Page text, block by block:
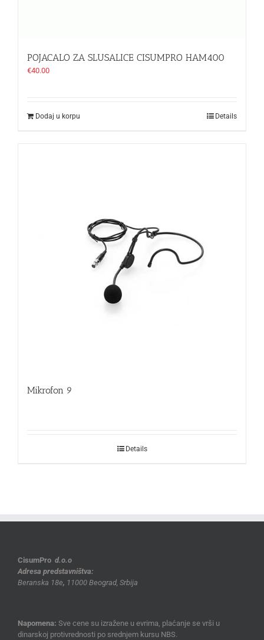
POJACALO ZA SLUSALICE CISUMPRO HAM400
€40.00
Dodaj u korpu Details
Mikrofon 9
Details
CisumPro d.o.o
Adresa predstavništva:
Beranska 18e, 11000 Beograd, Srbija
Napomena: Sve cene su izražene u evrima, plaćanje se vrši u
dinarskoj protivrednosti po srednjem kursu NBS.